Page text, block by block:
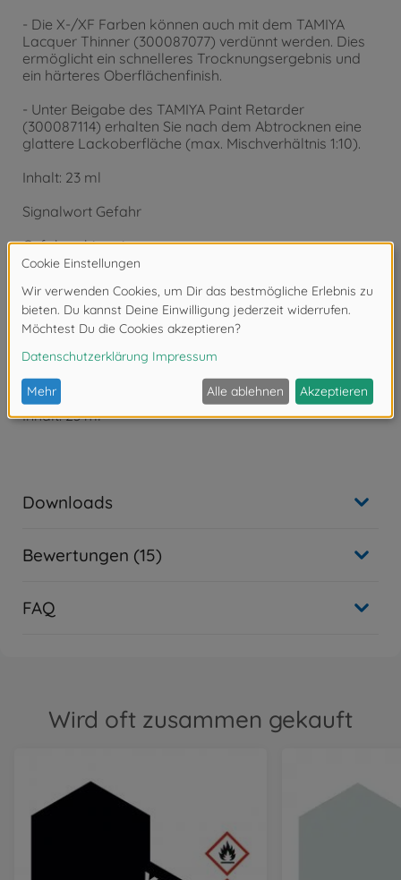
- Die X-/XF Farben können auch mit dem TAMIYA
Lacquer Thinner (300087077) verdünnt werden. Dies
ermöglicht ein schnelleres Trocknungsergebnis und
ein härteres Oberflächenfinish.
- Unter Beigabe des TAMIYA Paint Retarder
(300087114) erhalten Sie nach dem Abtrocknen eine
glattere Lackoberfläche (max. Mischverhältnis 1:10).
Inhalt: 23 ml
Signalwort Gefahr
Gefahrenhinweise:
- H318: Verursacht schwere Augenschäden.
- H332: Gesundheitsschädlich bei Einatmen.
- H336: Kann Schläfrigkeit und Benommenheit
verursachen.
Tamiya X-Acrylfarbe
X-7 Rot glänzend
Inhalt: 23 ml
Downloads
Bewertungen (15)
FAQ
Wird oft zusammen gekauft